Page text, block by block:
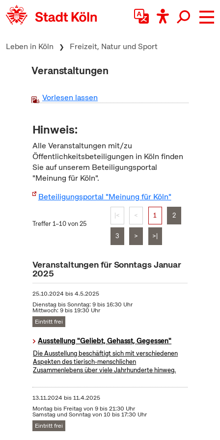
zum Inhalt springen
Leben in Köln Freizeit, Natur und Sport
Veranstaltungen
Vorlesen lassen
Hinweis:
Alle Veranstaltungen mit/zu
Öffentlichkeitsbeteiligungen in Köln finden
Sie auf unserem Beteiligungsportal
"Meinung für Köln".
Beteiligungsportal "Meinung für Köln"
Treffer 1–10 von 25
|< < 1 2
3 > >|
Veranstaltungen für Sonntags Januar
2025
25.10.2024 bis4.5.2025
Dienstag bis Sonntag: 9 bis 16:30 Uhr
Mittwoch: 9 bis 19:30 Uhr
Eintritt frei
Ausstellung "Geliebt, Gehasst, Gegessen"
Die Ausstellung beschäftigt sich mit verschiedenen
Aspekten des tierisch-menschlichen
Zusammenlebens über viele Jahrhunderte hinweg.
13.11.2024 bis11.4.2025
Montag bis Freitag von 9 bis 21:30 Uhr
Samstag und Sonntag von 10 bis 17:30 Uhr
Eintritt frei